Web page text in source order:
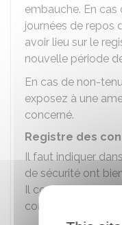
embauche. En
journées de repos
avoir lieu sur le
nouvelle période
En cas de non-
exposez à une
concerné.
Registre des
Il faut indiquer
de sécurité ont
Il contient tous
contrôle en